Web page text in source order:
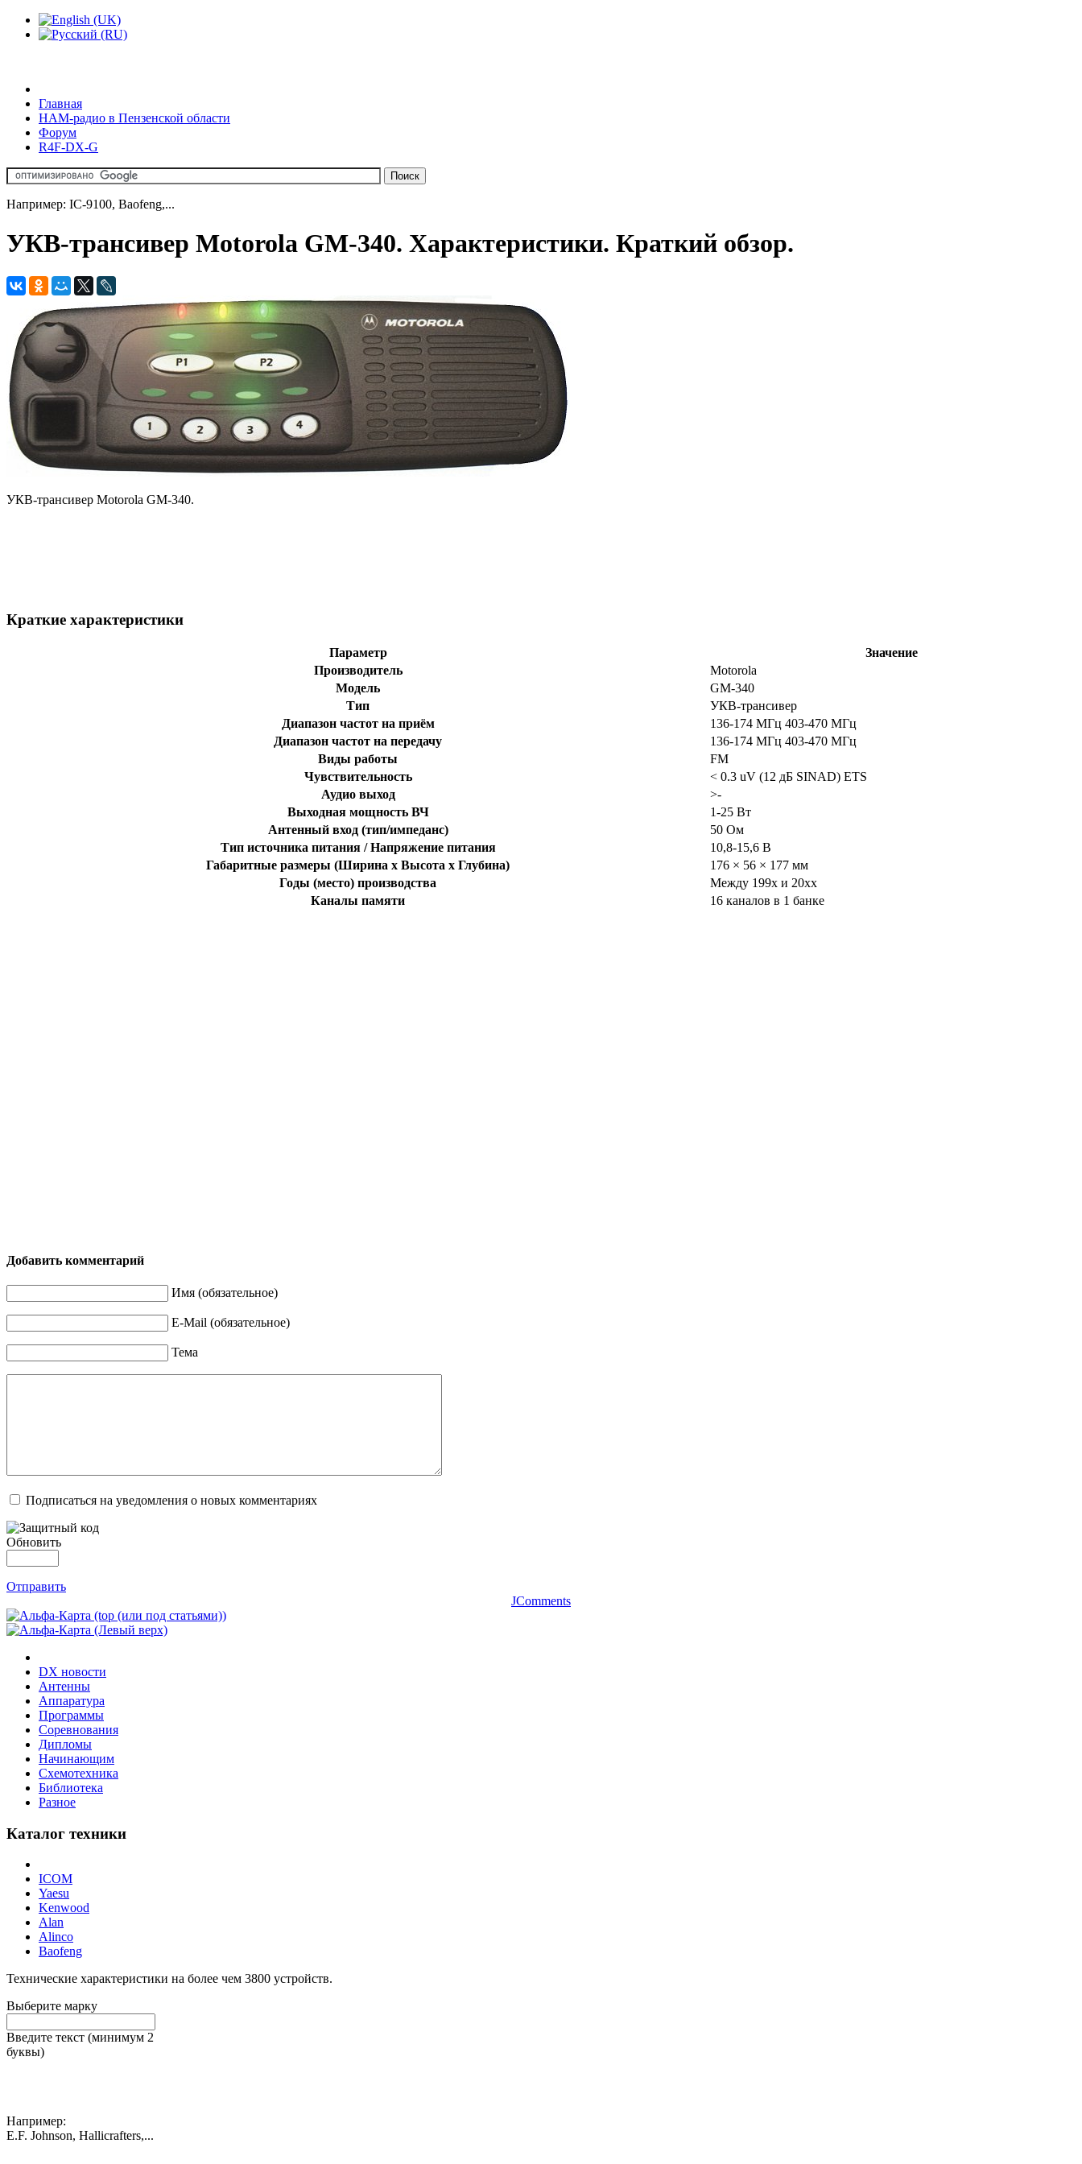
Главная
HAM-радио в Пензенской области
Форум
R4F-DX-G
Например: IC-9100, Baofeng,...
УКВ-трансивер Motorola GM-340. Характеристики. Краткий обзор.
УКВ-трансивер Motorola GM-340.
Краткие характеристики
Параметр
Значение
Производитель
Motorola
Модель
GM-340
Тип
УКВ-трансивер
Диапазон частот на приём
136-174 МГц 403-470 МГц
Диапазон частот на передачу
136-174 МГц 403-470 МГц
Виды работы
FM
Чувствительность
< 0.3 uV (12 дБ SINAD) ETS
Аудио выход
>-
Выходная мощность ВЧ
1-25 Вт
Антенный вход (тип/импеданс)
50 Ом
Тип источника питания / Напряжение питания
10,8-15,6 В
Габаритные размеры (Ширина x Высота x Глубина)
176 × 56 × 177 мм
Годы (место) производства
Между 199x и 20xx
Каналы памяти
16 каналов в 1 банке
Добавить комментарий
Имя (обязательное)
E-Mail (обязательное)
Тема
Подписаться на уведомления о новых комментариях
Обновить
Отправить
JComments
DX новости
Антенны
Аппаратура
Программы
Соревнования
Дипломы
Начинающим
Схемотехника
Библиотека
Разное
Каталог техники
ICOM
Yaesu
Kenwood
Alan
Alinco
Baofeng
Технические характеристики на более чем 3800 устройств.
Выберите марку
Введите текст (минимум 2
буквы)
Например:
E.F. Johnson, Hallicrafters,...